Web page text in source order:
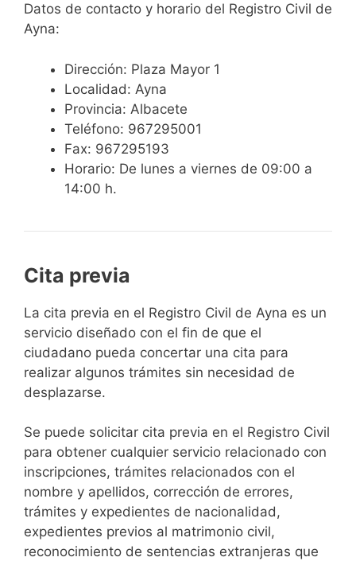
Datos de contacto y horario del Registro Civil de
Ayna:
Dirección: Plaza Mayor 1
Localidad: Ayna
Provincia: Albacete
Teléfono: 967295001
Fax: 967295193
Horario: De lunes a viernes de 09:00 a
14:00 h.
Cita previa
​​​​​​​​​​​​​​​​​​​​​​​​​​​​La cita previa en el Registro Civil de Ayna es un
servicio diseñado con el fin de que el
ciudadano pueda concertar una cita para
realizar algunos trámites sin necesidad de
desplazarse.​
Se puede solicitar cita previa en el Registro Civil
para obtener cualquier servicio relacionado con
inscripciones, trámites relacionados con el
nombre y apellidos, corrección de errores,
trámites y expedientes de nacionalidad,
expedientes previos al matrimonio civil,
reconocimiento de sentencias extranjeras que